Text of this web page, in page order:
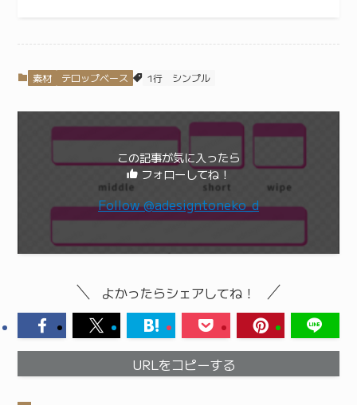
素材 テロップベース 1行 シンプル
この記事が気に入ったら
フォローしてね！
Follow @adesigntoneko_d
よかったらシェアしてね！
URLをコピーする